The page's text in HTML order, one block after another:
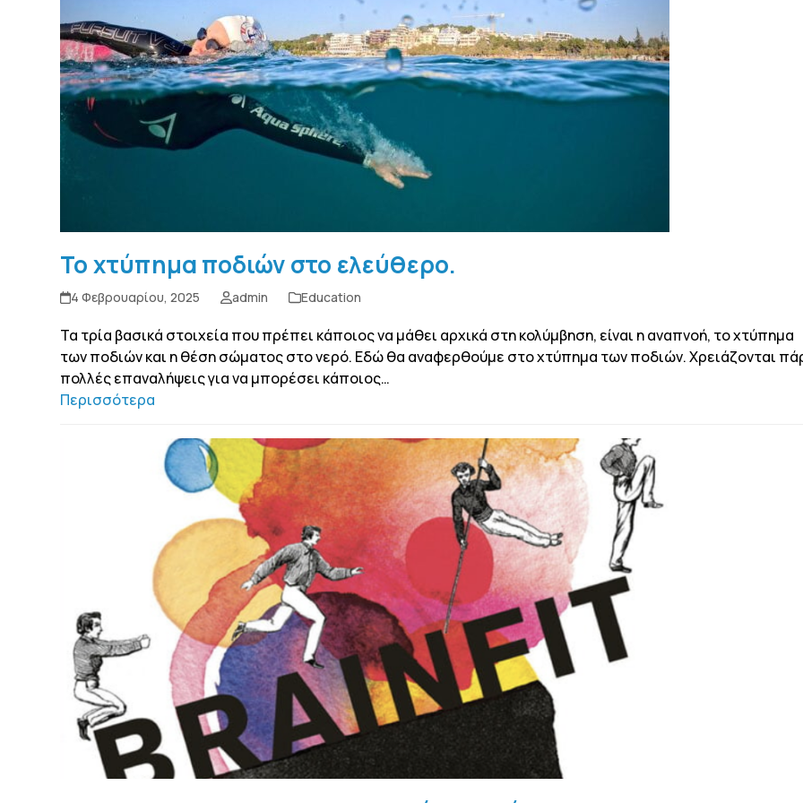
Το χτύπημα ποδιών στο ελεύθερο.
4 Φεβρουαρίου, 2025 admin Education
Τα τρία βασικά στοιχεία που πρέπει κάποιος να μάθει αρχικά στη κολύμβηση, είναι η αναπνοή, το χτύπημα
των ποδιών και η θέση σώματος στο νερό. Εδώ θα αναφερθούμε στο χτύπημα των ποδιών. Χρειάζονται
πολλές επαναλήψεις για να μπορέσει κάποιος…
Περισσότερα